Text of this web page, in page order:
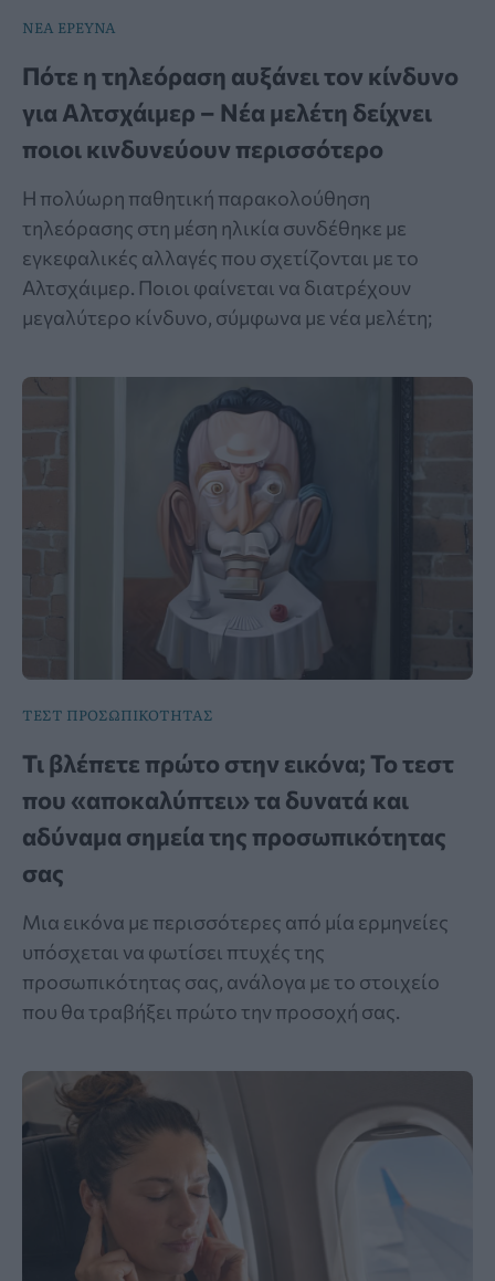
ΝΕΑ ΕΡΕΥΝΑ
Πότε η τηλεόραση αυξάνει τον κίνδυνο
για Αλτσχάιμερ – Νέα μελέτη δείχνει
ποιοι κινδυνεύουν περισσότερο
Η πολύωρη παθητική παρακολούθηση
τηλεόρασης στη μέση ηλικία συνδέθηκε με
εγκεφαλικές αλλαγές που σχετίζονται με το
Αλτσχάιμερ. Ποιοι φαίνεται να διατρέχουν
μεγαλύτερο κίνδυνο, σύμφωνα με νέα μελέτη;
ΤΕΣΤ ΠΡΟΣΩΠΙΚΟΤΗΤΑΣ
Τι βλέπετε πρώτο στην εικόνα; Το τεστ
που «αποκαλύπτει» τα δυνατά και
αδύναμα σημεία της προσωπικότητας
σας
Μια εικόνα με περισσότερες από μία ερμηνείες
υπόσχεται να φωτίσει πτυχές της
προσωπικότητας σας, ανάλογα με το στοιχείο
που θα τραβήξει πρώτο την προσοχή σας.